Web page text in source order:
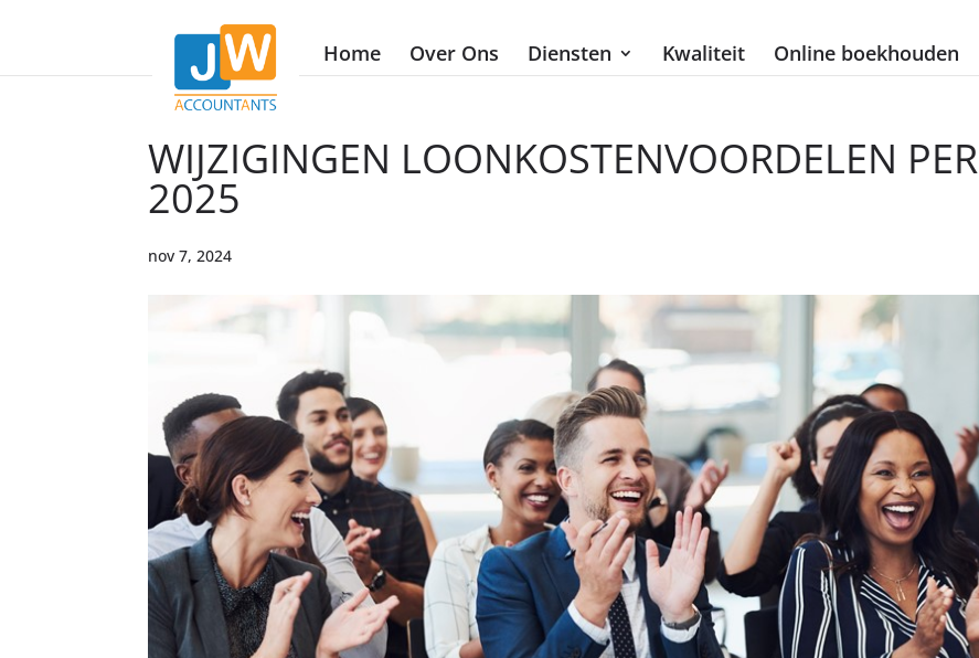
Home Over Ons Diensten Kwaliteit Online boekhouden
WIJZIGINGEN LOONKOSTENVOORDELEN PER
2025
nov 7, 2024